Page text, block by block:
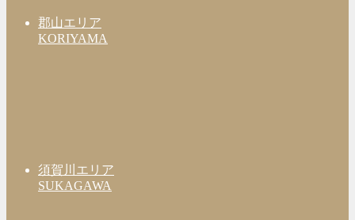
郡山エリア
KORIYAMA
須賀川エリア
SUKAGAWA